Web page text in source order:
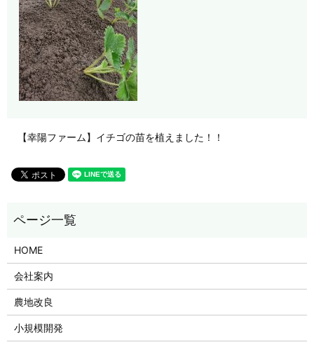
【幸陽ファーム】イチゴの苗を植えました！！
HOME
会社案内
農地改良
小規模開発